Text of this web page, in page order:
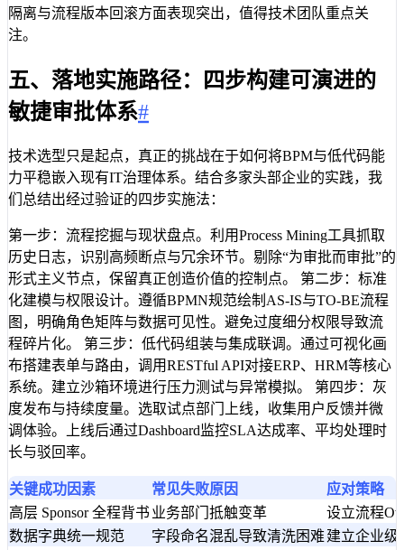
隔离与流程版本回滚方面表现突出，值得技术团队重点关
注。
五、落地实施路径：四步构建可演进的
敏捷审批体系#
技术选型只是起点，真正的挑战在于如何将BPM与低代码能
力平稳嵌入现有IT治理体系。结合多家头部企业的实践，我
们总结出经过验证的四步实施法：
第一步：流程挖掘与现状盘点。利用Process Mining工具抓取
历史日志，识别高频断点与冗余环节。剔除“为审批而审批”的
形式主义节点，保留真正创造价值的控制点。 第二步：标准
化建模与权限设计。遵循BPMN规范绘制AS-IS与TO-BE流程
图，明确角色矩阵与数据可见性。避免过度细分权限导致流
程碎片化。 第三步：低代码组装与集成联调。通过可视化画
布搭建表单与路由，调用RESTful API对接ERP、HRM等核心
系统。建立沙箱环境进行压力测试与异常模拟。 第四步：灰
度发布与持续度量。选取试点部门上线，收集用户反馈并微
调体验。上线后通过Dashboard监控SLA达成率、平均处理时
长与驳回率。
关键成功因素 常见失败原因
应对策略
高层 Sponsor 全程背书 业务部门抵触变革
设立流程
数据字典统一规范
字段命名混乱导致清洗困难建立企业级